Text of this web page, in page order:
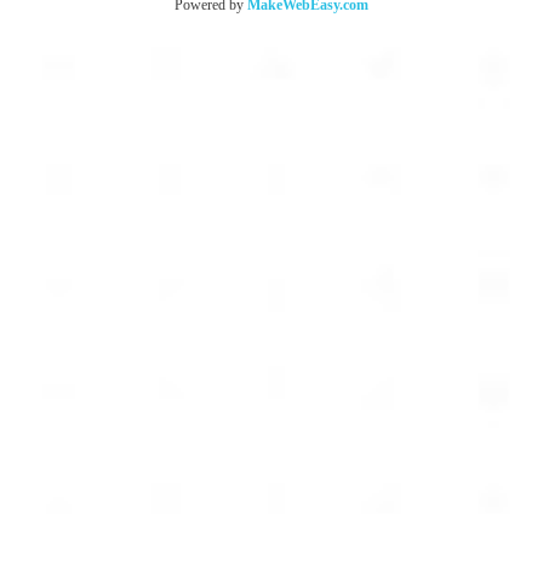
Powered by MakeWebEasy.com